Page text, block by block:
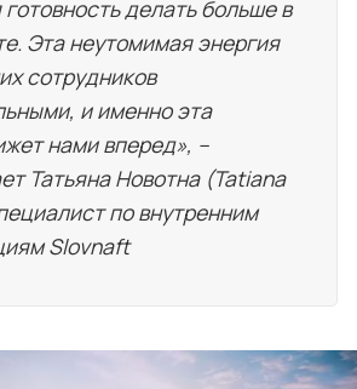
делать больше в
Эта неутомимая энергия
сотрудников
и именно эта
нами вперед», –
Татьяна Новотна (Tatiana
по внутренним
Slovnaft